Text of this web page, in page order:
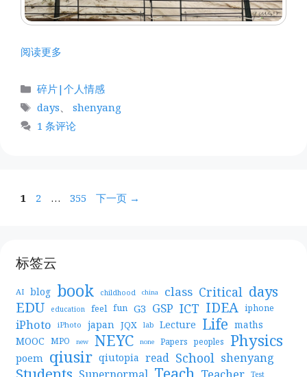
阅读更多
分
类
碎片|个人情感
标
签
days、 shenyang
1 条评论
页
1
页
2 …
页
355 下一页 →
标签云
AI blog book childhood china class Critical days
EDU education feel fun G3 GSP ICT IDEA iphone
iPhoto iPhoto japan JQX lab Lecture Life maths
MOOC MPO new NEYC none Papers peoples Physics
poem qiusir qiutopia read School shenyang
Teacher Test